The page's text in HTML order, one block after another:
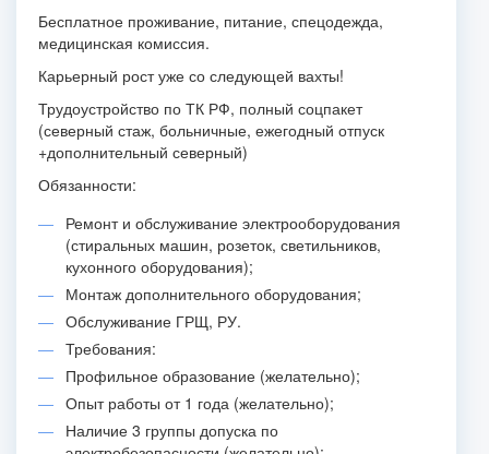
Бесплатное проживание, питание, спецодежда,
медицинская комиссия.
Карьерный рост уже со следующей вахты!
Трудоустройство по ТК РФ, полный соцпакет
(северный стаж, больничные, ежегодный отпуск
+дополнительный северный)
Обязанности:
Ремонт и обслуживание электрооборудования
(стиральных машин, розеток, светильников,
кухонного оборудования);
Монтаж дополнительного оборудования;
Обслуживание ГРЩ, РУ.
Требования:
Профильное образование (желательно);
Опыт работы от 1 года (желательно);
Наличие 3 группы допуска по